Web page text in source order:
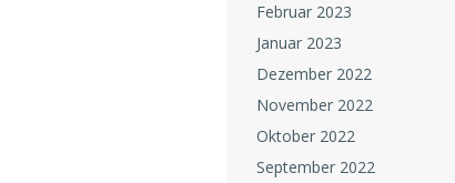
Februar 2023
Januar 2023
Dezember 2022
November 2022
Oktober 2022
September 2022